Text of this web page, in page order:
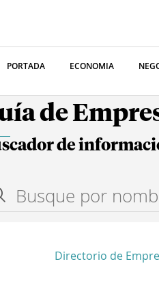
PORTADA ECONOMIA
de
de
Directorio de